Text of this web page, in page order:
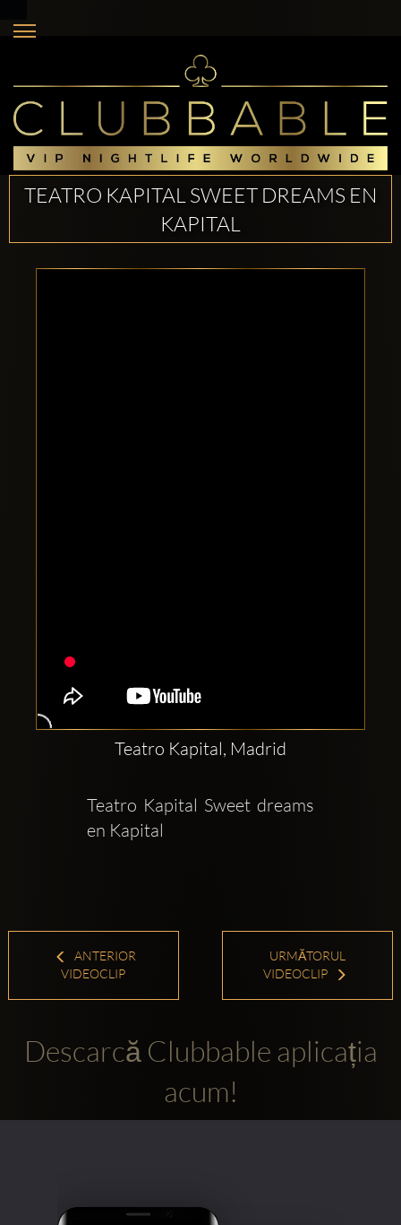
TEATRO KAPITAL SWEET DREAMS EN
KAPITAL
Teatro Kapital, Madrid
Teatro Kapital Sweet dreams
en Kapital
ANTERIOR
VIDEOCLIP
URMĂTORUL
VIDEOCLIP
Descarcă Clubbable aplicația
acum!